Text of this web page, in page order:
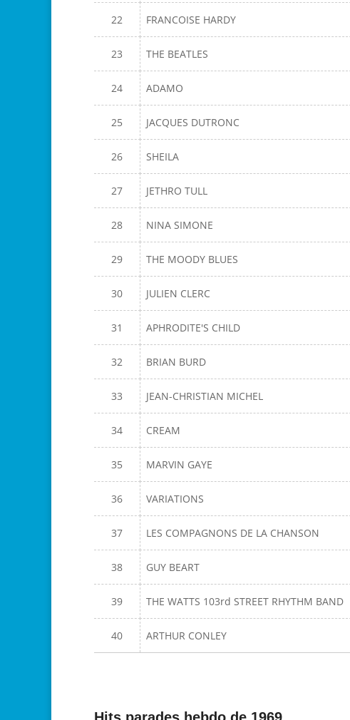
22 FRANCOISE HARDY
23 THE BEATLES
24 ADAMO
25 JACQUES DUTRONC
26 SHEILA
27 JETHRO TULL
28 NINA SIMONE
29 THE MOODY BLUES
30 JULIEN CLERC
31 APHRODITE'S CHILD
32 BRIAN BURD
33 JEAN-CHRISTIAN MICHEL
34 CREAM
35 MARVIN GAYE
36 VARIATIONS
37 LES COMPAGNONS DE LA CHANSON
38 GUY BEART
39 THE WATTS 103rd STREET RHYTHM BAND
40 ARTHUR CONLEY